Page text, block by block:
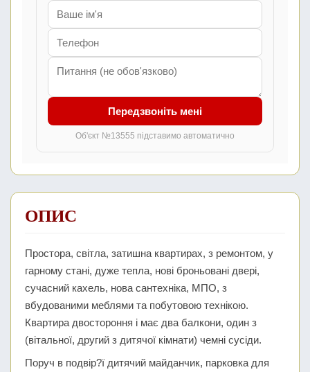
Передзвоніть мені
Об'єкт №13555 підставимо автоматично
ОПИС
Простора, світла, затишна квартирах, з ремонтом, у
гарному стані, дуже тепла, нові броньовані двері,
сучасний кахель, нова сантехніка, МПО, з
вбудованими меблями та побутовою технікою.
Квартира двостороння і має два балкони, один з
(вітальної, другий з дитячої кімнати) чемні сусіди.
Поруч в подвір?ї дитячий майданчик, парковка для